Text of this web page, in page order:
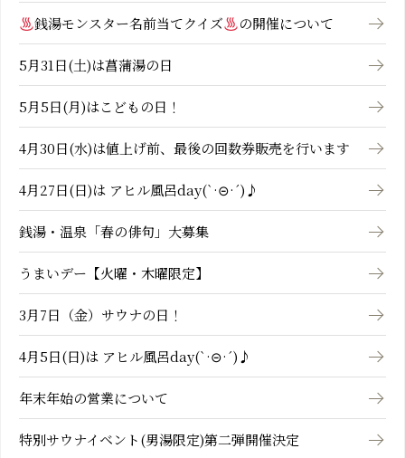
銭湯モンスター名前当てクイズ の開催について
5月31日(土)は菖蒲湯の日
5月5日(月)はこどもの日！
4月30日(水)は値上げ前、最後の回数券販売を行います
4月27日(日)は アヒル風呂day(`·⊝·´)♪
銭湯・温泉「春の俳句」大募集
うまいデー【火曜・木曜限定】
3月7日（金）サウナの日！
4月5日(日)は アヒル風呂day(`·⊝·´)♪
年末年始の営業について
特別サウナイベント(男湯限定)第二弾開催決定